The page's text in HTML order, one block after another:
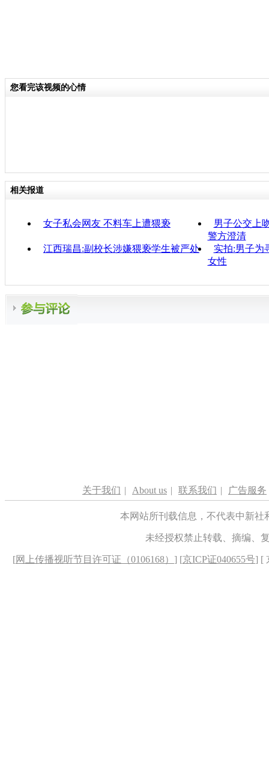
您看完该视频的心情
相关报道
女子私会网友 不料车上遭猥亵
男子公交上
警方澄清
江西瑞昌:副校长涉嫌猥亵学生被严处
实拍:男子为
女性
关于我们 | About us | 联系我们 | 广告服务
本网站所刊载信息，不代表中新
未经授权禁止转载、摘编、
[网上传播视听节目许可证（0106168） ] [京ICP证040655号] [